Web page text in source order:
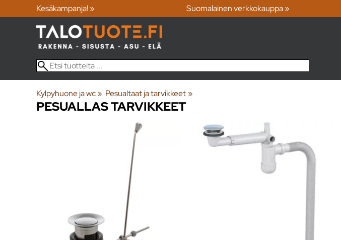
Kesäkampanja! » Suomalainen verkkokauppa »
Kylpyhuone ja wc‪» Pesualtaat ja tarvikkeet ‪»
PESUALLAS TARVIKKEET